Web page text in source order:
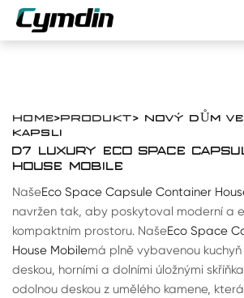
HOME>PRODUKT> NOVÝ DŮM
KAPSLI
D7 LUXURY ECO SPACE
HOUSE MOBILE
NašeEco Space Capsule Container
navržen tak, aby poskytoval moderní a
kompaktním prostoru. NašeEco Space
House Mobilemá plně vybavenou kuchyň
deskou, horními a dolními úložnými
odolnou deskou z umělého kamene,